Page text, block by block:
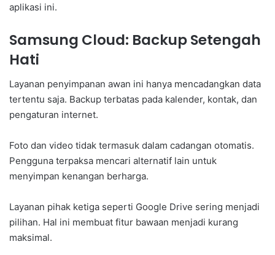
aplikasi ini.
Samsung Cloud: Backup Setengah
Hati
Layanan penyimpanan awan ini hanya mencadangkan data
tertentu saja. Backup terbatas pada kalender, kontak, dan
pengaturan internet.
Foto dan video tidak termasuk dalam cadangan otomatis.
Pengguna terpaksa mencari alternatif lain untuk
menyimpan kenangan berharga.
Layanan pihak ketiga seperti Google Drive sering menjadi
pilihan. Hal ini membuat fitur bawaan menjadi kurang
maksimal.